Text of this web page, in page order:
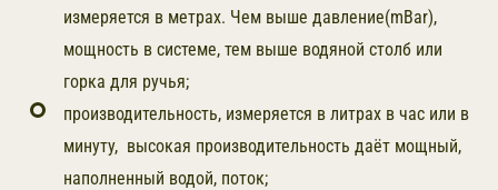
измеряется в метрах. Чем выше давление(mBar),
мощность в системе, тем выше водяной столб или
горка для ручья;
производительность, измеряется в литрах в час или в
минуту, высокая производительность даёт мощный,
наполненный водой, поток;